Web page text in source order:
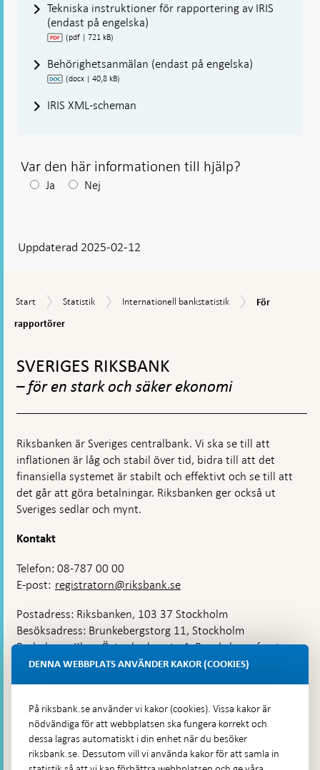
Tekniska instruktioner för rapportering av IRIS
(endast på engelska)
(pdf | 721 kB)
Behörighetsanmälan (endast på engelska)
(docx | 40,8 kB)
IRIS XML-scheman
Var den här informationen till hjälp?
Efter
visas
Ja Nej
Uppdaterad 2025-02-12
Start
Start Statistik
Statistik
Internationell
Internationell bankstatistik
För
För
rapportörer
toppnavigation
SVERIGES RIKSBANK
– för en stark och säker ekonomi
Riksbanken är Sveriges centralbank. Vi ska se till att
inflationen är låg och stabil över tid, bidra till att det
finansiella systemet är stabilt och effektivt och se till att
det går att göra betalningar. Riksbanken ger också ut
Sveriges sedlar och mynt.
Kontakt
Telefon: 08-787 00 00
E-post: registratorn@riksbank.se
Postadress: Riksbanken, 103 37 Stockholm
Besöksadress: Brunkebergstorg 11, Stockholm
Budadress: Klara Östra kyrkogata 4, Brunkebergsfaret,
Lastplats 6
Hitta direkt
DENNA WEBBPLATS ANVÄNDER KAKOR (COOKIES)
På riksbank.se använder vi kakor (cookies). Vissa kakor är
nödvändiga för att webbplatsen ska fungera korrekt och
dessa lagras automatiskt i din enhet när du besöker
riksbank.se. Dessutom vill vi använda kakor för att samla in